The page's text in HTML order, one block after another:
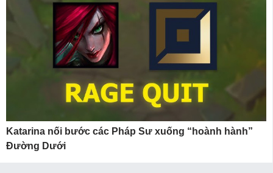
Katarina nối bước các Pháp Sư xuống “hoành hành”
Đường Dưới